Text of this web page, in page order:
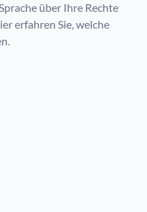
über Ihre Rechte
erfahren Sie, welche